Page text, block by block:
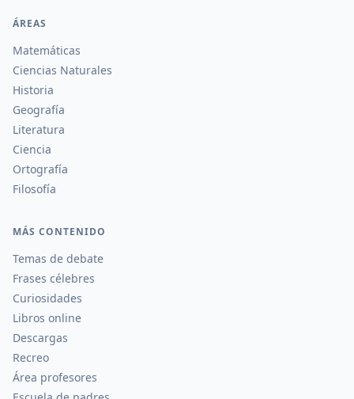
ÁREAS
Matemáticas
Ciencias Naturales
Historia
Geografía
Literatura
Ciencia
Ortografía
Filosofía
MÁS CONTENIDO
Temas de debate
Frases célebres
Curiosidades
Libros online
Descargas
Recreo
Área profesores